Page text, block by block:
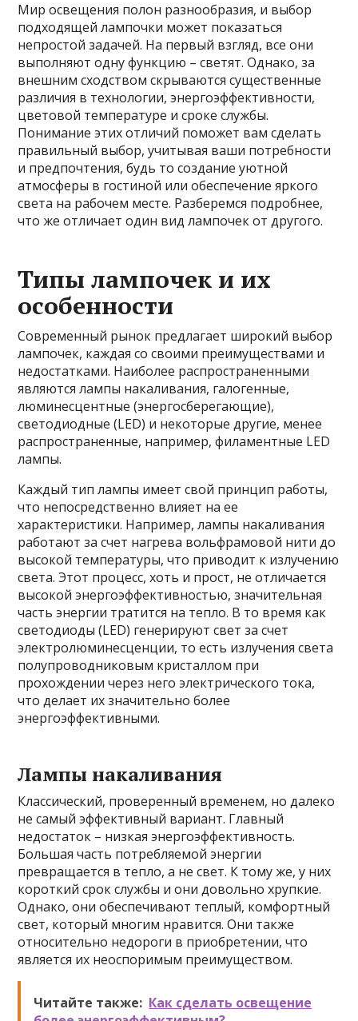
Мир освещения полон разнообразия, и выбор
подходящей лампочки может показаться
непростой задачей. На первый взгляд, все они
выполняют одну функцию – светят. Однако, за
внешним сходством скрываются существенные
различия в технологии, энергоэффективности,
цветовой температуре и сроке службы.
Понимание этих отличий поможет вам сделать
правильный выбор, учитывая ваши потребности
и предпочтения, будь то создание уютной
атмосферы в гостиной или обеспечение яркого
света на рабочем месте. Разберемся подробнее,
что же отличает один вид лампочек от другого.
Типы лампочек и их
особенности
Современный рынок предлагает широкий выбор
лампочек, каждая со своими преимуществами и
недостатками. Наиболее распространенными
являются лампы накаливания, галогенные,
люминесцентные (энергосберегающие),
светодиодные (LED) и некоторые другие, менее
распространенные, например, филаментные LED
лампы.
Каждый тип лампы имеет свой принцип работы,
что непосредственно влияет на ее
характеристики. Например, лампы накаливания
работают за счет нагрева вольфрамовой нити до
высокой температуры, что приводит к излучению
света. Этот процесс, хоть и прост, не отличается
высокой энергоэффективностью, значительная
часть энергии тратится на тепло. В то время как
светодиоды (LED) генерируют свет за счет
электролюминесценции, то есть излучения света
полупроводниковым кристаллом при
прохождении через него электрического тока,
что делает их значительно более
энергоэффективными.
Лампы накаливания
Классический, проверенный временем, но далеко
не самый эффективный вариант. Главный
недостаток – низкая энергоэффективность.
Большая часть потребляемой энергии
превращается в тепло, а не свет. К тому же, у них
короткий срок службы и они довольно хрупкие.
Однако, они обеспечивают теплый, комфортный
свет, который многим нравится. Они также
относительно недороги в приобретении, что
является их неоспоримым преимуществом.
Читайте также: Как сделать освещение